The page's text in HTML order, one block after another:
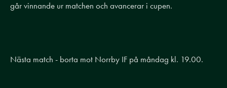
går vinnande ur matchen och avancerar i cupen.
Nästa match - borta mot Norrby IF på måndag kl. 19.00.